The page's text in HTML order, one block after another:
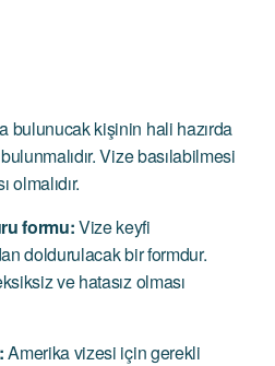
bulunucak kişinin hali hazırda
Vize basılabilmesi
olmalıdır.
formu:Vize keyfi
doldurulacak bir formdur.
ve hatasız olması
Amerika vizesi için gerekli